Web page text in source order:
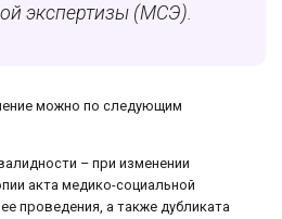
экспертизы (МСЭ).
можно по следующим
– при изменении
акта медико-социальной
проведения, а также дубликата